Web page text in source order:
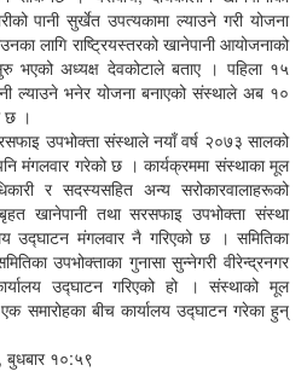
पानी सुर्खेत उपत्यकामा ल्याउने गरी योजना
लागि राष्ट्रियस्तरको खानेपानी आयोजनाको
भएको अध्यक्ष देवकोटाले बताए । पहिला १५
ल्याउने भनेर योजना बनाएको संस्थाले अब १०
छ ।
उपभोक्ता संस्थाले नयाँ वर्ष २०७३ सालको
मंगलवार गरेको छ । कार्यक्रममा संस्थाका मूल
र सदस्यसहित अन्य सरोकारवालाहरूको
खानेपानी तथा सरसफाइ उपभोक्ता संस्था
उद्घाटन मंगलवार नै गरिएको छ । समितिका
उपभोक्ताका गुनासा सुन्नेगरी वीरेन्द्रनगर
उद्घाटन गरिएको हो । संस्थाको मूल
समारोहका बीच कार्यालय उद्घाटन गरेका हुन्
१०:५९